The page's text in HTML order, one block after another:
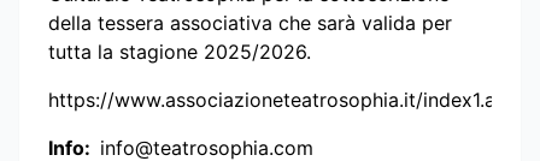
della tessera associativa che sarà valida per
tutta la stagione 2025/2026.
https://www.associazioneteatrosophia.it/index1.asp
Info: info@teatrosophia.com